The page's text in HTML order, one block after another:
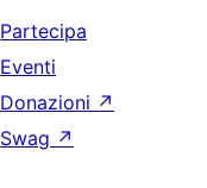
Partecipa
Eventi
Donazioni ↗
Swag ↗